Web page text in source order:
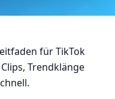
für TikTok
Trendklänge